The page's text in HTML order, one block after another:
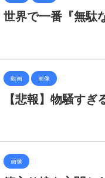
世界で一番『無駄
動画 画像
【悲報】物騒す
画像